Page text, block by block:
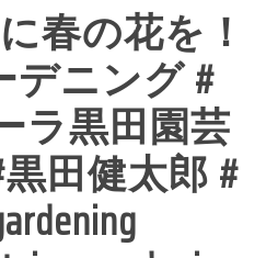
春の花を！
デニング #
ラ黒田園芸
田健太郎 #